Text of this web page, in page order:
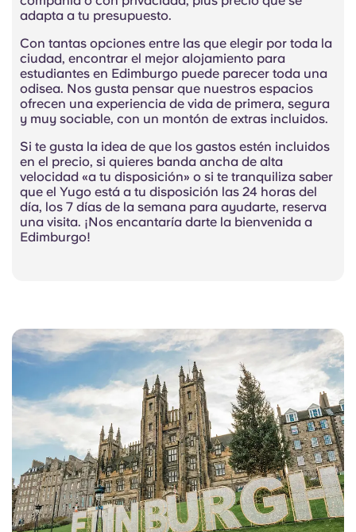
adapta a tu presupuesto.
Con tantas opciones entre las que elegir por toda la
ciudad, encontrar el mejor alojamiento para
estudiantes en Edimburgo puede parecer toda una
odisea. Nos gusta pensar que nuestros espacios
ofrecen una experiencia de vida de primera, segura
y muy sociable, con un montón de extras incluidos.
Si te gusta la idea de que los gastos estén incluidos
en el precio, si quieres banda ancha de alta
velocidad «a tu disposición» o si te tranquiliza saber
que el Yugo está a tu disposición las 24 horas del
día, los 7 días de la semana para ayudarte, reserva
una visita. ¡Nos encantaría darte la bienvenida a
Edimburgo!